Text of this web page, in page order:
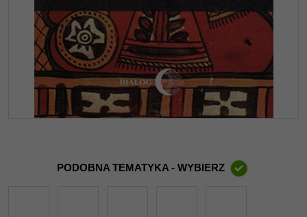
PODOBNA TEMATYKA - WYBIERZ